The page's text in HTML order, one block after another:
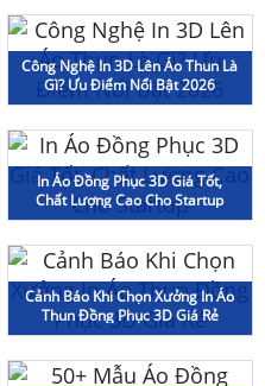
Công Nghệ In 3D Lên Áo Thun Là
Gì? Ưu Điểm Nổi Bật 2026
In Áo Đồng Phục 3D Giá Tốt,
Chất Lượng Cao Cho Startup
Cảnh Báo Khi Chọn Xưởng In Áo
Thun Đồng Phục 3D Giá Rẻ